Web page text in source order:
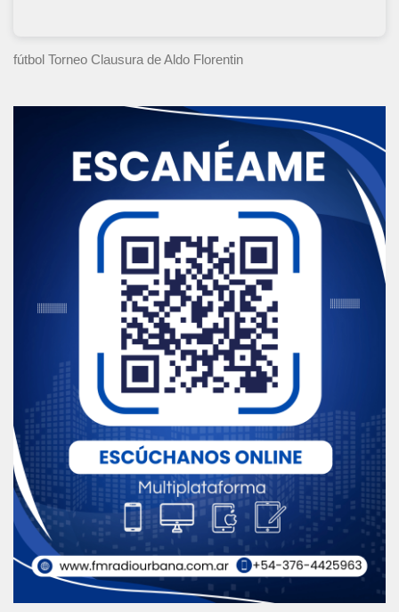
fútbol Torneo Clausura de Aldo Florentin